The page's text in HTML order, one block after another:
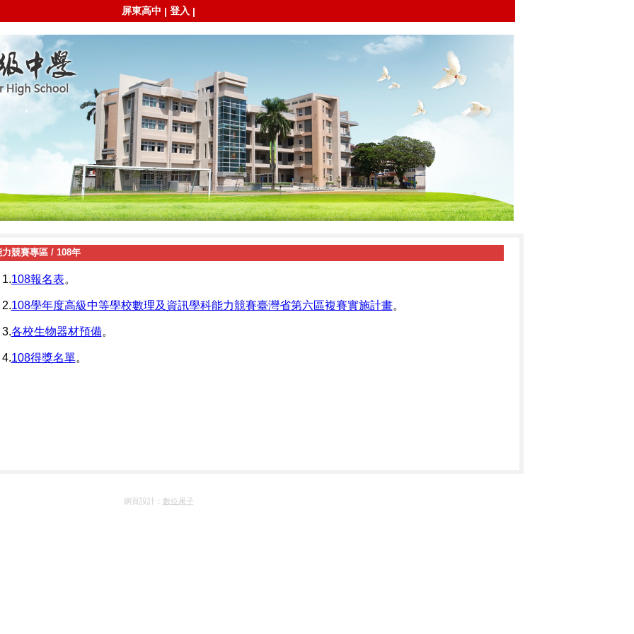
屏東高中 | 登入 |
力競賽專區/ 108年
1.108報名表。
2.108學年度高級中等學校數理及資訊學科能力競賽臺灣省第六區複賽實施計畫。
3.各校生物器材預備。
4.108得獎名單。
網頁設計： 數位果子